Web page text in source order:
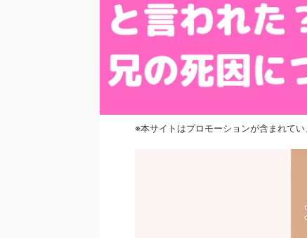
※本サイトはプロモーションが含まれてい